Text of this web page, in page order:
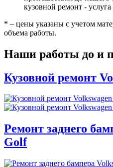
кузовной ремонт - услуга
* – цены указаны с учетом
объема работы.
Наши работы до и
Кузовной ремонт
Ремонт заднего
Golf